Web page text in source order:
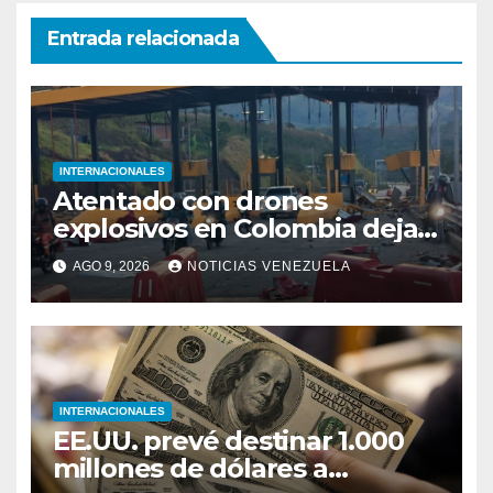
Entrada relacionada
INTERNACIONALES
Atentado con drones
explosivos en Colombia deja
un policía muerto
AGO 9, 2026 NOTICIAS VENEZUELA
INTERNACIONALES
EE.UU. prevé destinar 1.000
millones de dólares a